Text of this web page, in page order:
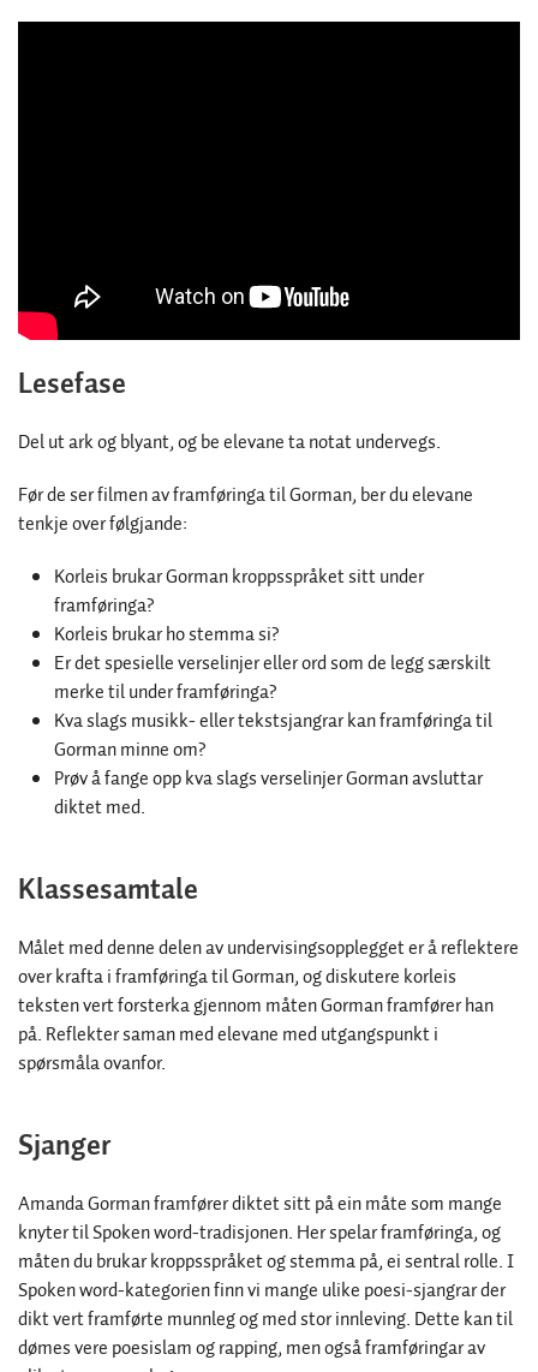
Lesefase
Del ut ark og blyant, og be elevane ta notat undervegs.
Før de ser filmen av framføringa til Gorman, ber du elevane
tenkje over følgjande:
Korleis brukar Gorman kroppsspråket sitt under
framføringa?
Korleis brukar ho stemma si?
Er det spesielle verselinjer eller ord som de legg særskilt
merke til under framføringa?
Kva slags musikk- eller tekstsjangrar kan framføringa til
Gorman minne om?
Prøv å fange opp kva slags verselinjer Gorman avsluttar
diktet med.
Klassesamtale
Målet med denne delen av undervisingsopplegget er å reflektere
over krafta i framføringa til Gorman, og diskutere korleis
teksten vert forsterka gjennom måten Gorman framfører han
på. Reflekter saman med elevane med utgangspunkt i
spørsmåla ovanfor.
Sjanger
Amanda Gorman framfører diktet sitt på ein måte som mange
knyter til Spoken word-tradisjonen. Her spelar framføringa, og
måten du brukar kroppsspråket og stemma på, ei sentral rolle. I
Spoken word-kategorien finn vi mange ulike poesi-sjangrar der
dikt vert framførte munnleg og med stor innleving. Dette kan til
dømes vere poesislam og rapping, men også framføringar av